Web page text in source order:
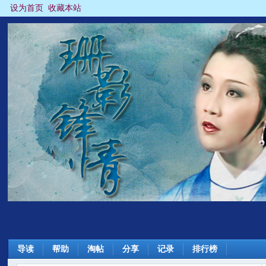
设为首页 收藏本站
导读 帮助 淘帖 分享 记录 排行榜